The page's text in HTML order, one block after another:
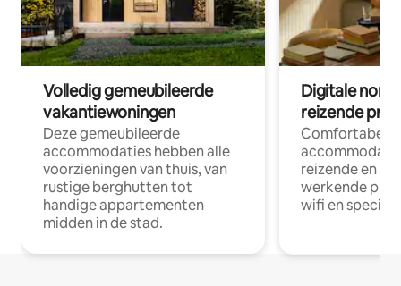
Volledig gemeubileerde
vakantiewoningen
Deze gemeubileerde
accommodaties hebben alle
voorzieningen van thuis, van
rustige berghutten tot
handige appartementen
midden in de stad.
Digitale
reizende
Comfortabele
reizende en
werkende
wifi en